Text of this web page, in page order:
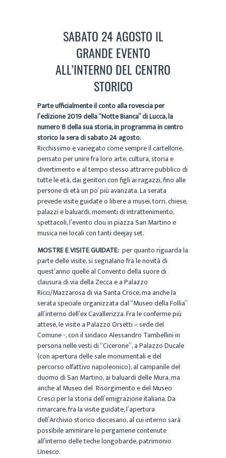
SABATO 24 AGOSTO IL
GRANDE EVENTO
ALL’INTERNO DEL CENTRO
STORICO
Parte ufficialmente il conto alla rovescia per
l’edizione 2019 della “Notte Bianca” di Lucca, la
numero 8 della sua storia, in programma in centro
storico la sera di sabato 24 agosto.
Ricchissimo e variegato come sempre il cartellone,
pensato per unire fra loro arte, cultura, storia e
divertimento e al tempo stesso attrarre pubblico di
tutte le età, dai genitori con figli ai ragazzi, fino alle
persone di età un po’ più avanzata. La serata
prevede visite guidate o libere a musei, torri, chiese,
palazzi e baluardi, momenti di intrattenimento,
spettacoli, l’evento clou in piazza San Martino e
musica nei locali con tanti deejay set.
MOSTRE E VISITE GUIDATE: per quanto riguarda la
parte delle visite, si segnalano fra le novità di
quest’anno quelle al Convento della suore di
clausura di via della Zecca e a Palazzo
Ricci/Mazzarosa di via Santa Croce, ma anche la
serata speciale organizzata dal “Museo della Follia”
all’interno dell’ex Cavallerizza. Fra le conferme più
attese, le visite a Palazzo Orsetti – sede del
Comune -, con il sindaco Alessandro Tambellini in
persona nelle vesti di “Cicerone”, a Palazzo Ducale
(con apertura delle sale monumentali e del
percorso olfattivo napoleonico), al campanile del
duomo di San Martino, ai baluardi delle Mura, ma
anche al Museo del Risorgimento e del Museo
Cresci per la storia dell’emigrazione italiana. Da
rimarcare, fra la visite guidate, l’apertura
dell’Archivio storico diocesano, al cui interno sarà
possibile ammirare le pergamene contenute
all’interno delle teche longobarde, patrimonio
Unesco.